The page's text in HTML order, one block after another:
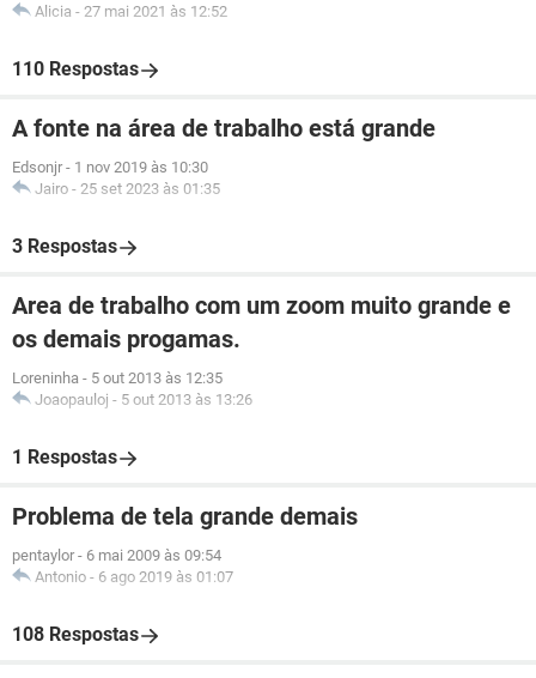
Alicia - 27 mai 2021 às 12:52
110 Respostas
A fonte na área de trabalho está grande
Edsonjr - 1 nov 2019 às 10:30
Jairo - 25 set 2023 às 01:35
3 Respostas
Area de trabalho com um zoom muito grande e
os demais progamas.
Loreninha - 5 out 2013 às 12:35
Joaopauloj - 5 out 2013 às 13:26
1 Respostas
Problema de tela grande demais
pentaylor - 6 mai 2009 às 09:54
Antonio - 6 ago 2019 às 01:07
108 Respostas